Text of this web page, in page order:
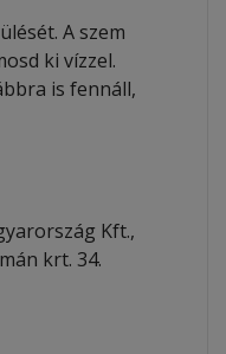
A szem
ki vízzel.
is fennáll,
Kft.,
krt. 34.